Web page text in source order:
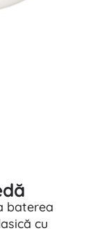
baterea
cu